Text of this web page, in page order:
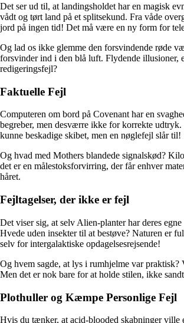
Det ser ud til, at landingsholdet har en magisk
vådt og tørt land på et splitsekund. Fra våde
jord på ingen tid! Det må være en ny form for
Og lad os ikke glemme den forsvindende røde
forsvinder ind i den blå luft. Flydende illusioner,
redigeringsfejl?
Faktuelle Fejl
Computeren om bord på Covenant har en
begreber, men desværre ikke for korrekte
kunne beskadige skibet, men en nøglefejl slår til!
Og hvad med Mothers blandede signalskød?
det er en målestoksforvirring, der får enhver
håret.
Fejltagelser, der ikke er fejl
Det viser sig, at selv Alien-planter har deres egne
Hvede uden insekter til at bestøve? Naturen er
selv for intergalaktiske opdagelsesrejsende!
Og hvem sagde, at lys i rumhjelme var praktisk?
Men det er nok bare for at holde stilen, ikke
Plothuller og Kæmpe Personlige Fejl
Hvis du tænker, at acid-blooded skabninger ville